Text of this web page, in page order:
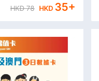
HKD78 HKD 35+